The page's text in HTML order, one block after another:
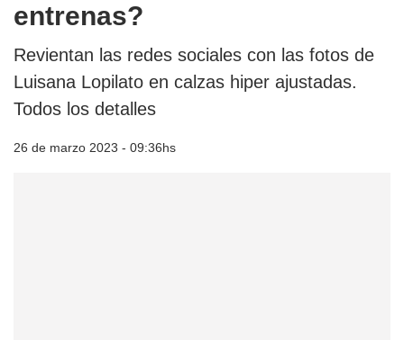
entrenas?
Revientan las redes sociales con las fotos de
Luisana Lopilato en calzas hiper ajustadas.
Todos los detalles
26 de marzo 2023 - 09:36hs